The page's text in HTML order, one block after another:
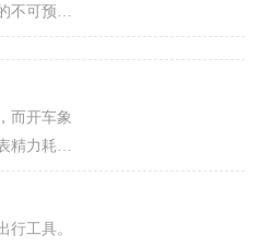
其妙地闹
不可预知
遇到有利
以前完全
做梦人这
半发生误
而开车象
精力耗
，预示着
很多的挫
能按时的
行工具。